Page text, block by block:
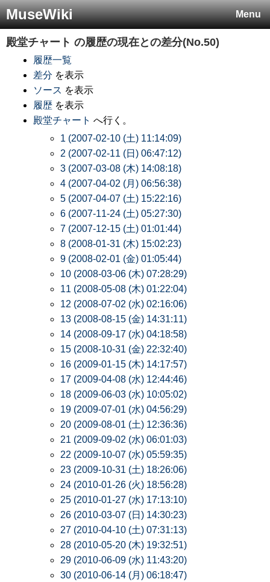
Menu
MuseWiki
殿堂チャート の履歴の現在との差分(No.50)
履歴一覧
差分 を表示
ソース を表示
履歴 を表示
殿堂チャート へ行く。
1 (2007-02-10 (土) 11:14:09)
2 (2007-02-11 (日) 06:47:12)
3 (2007-03-08 (木) 14:08:18)
4 (2007-04-02 (月) 06:56:38)
5 (2007-04-07 (土) 15:22:16)
6 (2007-11-24 (土) 05:27:30)
7 (2007-12-15 (土) 01:01:44)
8 (2008-01-31 (木) 15:02:23)
9 (2008-02-01 (金) 01:05:44)
10 (2008-03-06 (木) 07:28:29)
11 (2008-05-08 (木) 01:22:04)
12 (2008-07-02 (水) 02:16:06)
13 (2008-08-15 (金) 14:31:11)
14 (2008-09-17 (水) 04:18:58)
15 (2008-10-31 (金) 22:32:40)
16 (2009-01-15 (木) 14:17:57)
17 (2009-04-08 (水) 12:44:46)
18 (2009-06-03 (水) 10:05:02)
19 (2009-07-01 (水) 04:56:29)
20 (2009-08-01 (土) 12:36:36)
21 (2009-09-02 (水) 06:01:03)
22 (2009-10-07 (水) 05:59:35)
23 (2009-10-31 (土) 18:26:06)
24 (2010-01-26 (火) 18:56:28)
25 (2010-01-27 (水) 17:13:10)
26 (2010-03-07 (日) 14:30:23)
27 (2010-04-10 (土) 07:31:13)
28 (2010-05-20 (木) 19:32:51)
29 (2010-06-09 (水) 11:43:20)
30 (2010-06-14 (月) 06:18:47)